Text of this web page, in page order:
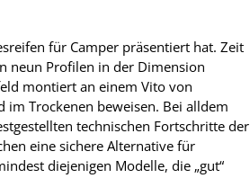
für Camper präsentiert hat. Zeit
neun Profilen in der Dimension
montiert an einem Vito von
im Trockenen beweisen. Bei alldem
technischen Fortschritte der
eine sichere Alternative für
diejenigen Modelle, die „gut“